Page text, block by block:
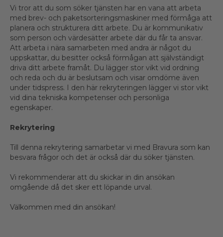
Vi tror att du som söker tjänsten har en vana att arbeta
med brev- och paketsorteringsmaskiner med förmåga att
planera och strukturera ditt arbete. Du är kommunikativ
som person och värdesätter arbete där du får ta ansvar.
Att arbeta i nära samarbeten med andra är något du
uppskattar, du besitter också förmågan att självständigt
driva ditt arbete framåt. Du lägger stor vikt vid ordning
och reda och du är beslutsam och visar omdöme även
under tidspress. I den här rekryteringen lägger vi stor vikt
vid dina tekniska kompetenser och personliga
egenskaper.
Rekrytering
Till denna rekrytering samarbetar vi med Bravura som kan
besvara frågor och det är också där du söker tjänsten.
Vi rekommenderar att du skickar in din ansökan
omgående då det sker ett löpande urval.
Välkommen med din ansökan!